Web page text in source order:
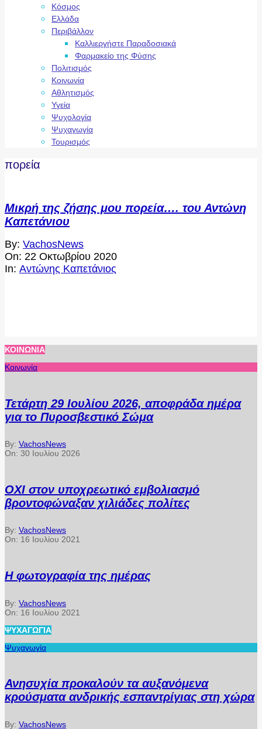
Κόσμος
Ελλάδα
Περιβάλλον
Καλλιεργήστε Παραδοσιακά
Φαρμακείο της Φύσης
Πολιτισμός
Κοινωνία
Αθλητισμός
Υγεία
Ψυχολογία
Ψυχαγωγία
Τουρισμός
πορεία
Μικρή της ζήσης μου πορεία…. του Αντώνη
Καπετάνιου
2020-
10-
22
By: VachosNews
On: 22 Οκτωβρίου 2020
In: Αντώνης Καπετάνιος
ΚΟΙΝΩΝΊΑ
Κοινωνία
Τετάρτη 29 Ιουλίου 2026, αποφράδα ημέρα
για το Πυροσβεστικό Σώμα
By: VachosNews
On: 30 Ιουλίου 2026
ΟΧΙ στον υποχρεωτικό εμβολιασμό
βροντοφώναξαν χιλιάδες πολίτες
By: VachosNews
On: 16 Ιουλίου 2021
Η φωτογραφία της ημέρας
By: VachosNews
On: 16 Ιουλίου 2021
ΨΥΧΑΓΩΓΊΑ
Ψυχαγωγία
Ανησυχία προκαλούν τα αυξανόμενα
κρούσματα ανδρικής εσπαντρίγιας στη χώρα
By: VachosNews